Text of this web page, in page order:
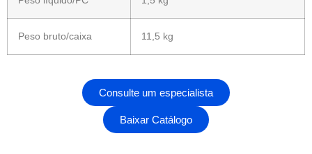
Peso bruto/caixa 11,5 kg
Consulte um especialista
Baixar Catálogo